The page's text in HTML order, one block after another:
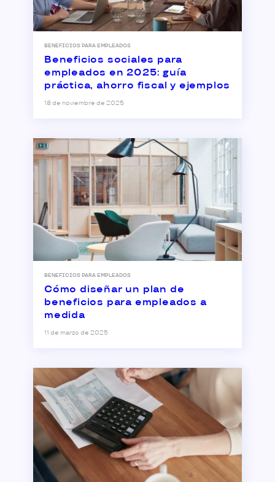
BENEFICIOS PARA EMPLEADOS
Beneficios sociales para
empleados en 2025: guía
práctica, ahorro fiscal y ejemplos
18 de noviembre de 2025
BENEFICIOS PARA EMPLEADOS
Cómo diseñar un plan de
beneficios para empleados a
medida
11 de marzo de 2025